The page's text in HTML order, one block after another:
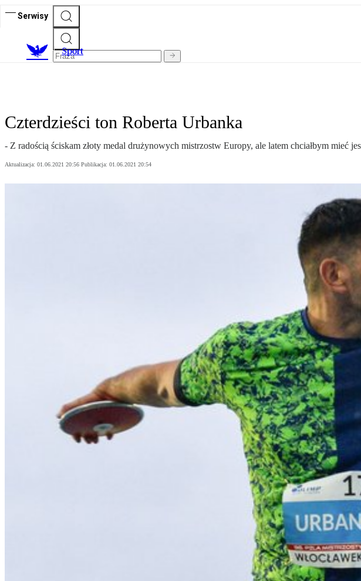
Serwisy
Sport
Czterdzieści ton Roberta Urbanka
- Z radością ściskam złoty medal drużynowych mistrzostw Europy, ale latem chciałbym mieć
Aktualizacja: 01.06.2021 20:56 Publikacja: 01.06.2021 20:54